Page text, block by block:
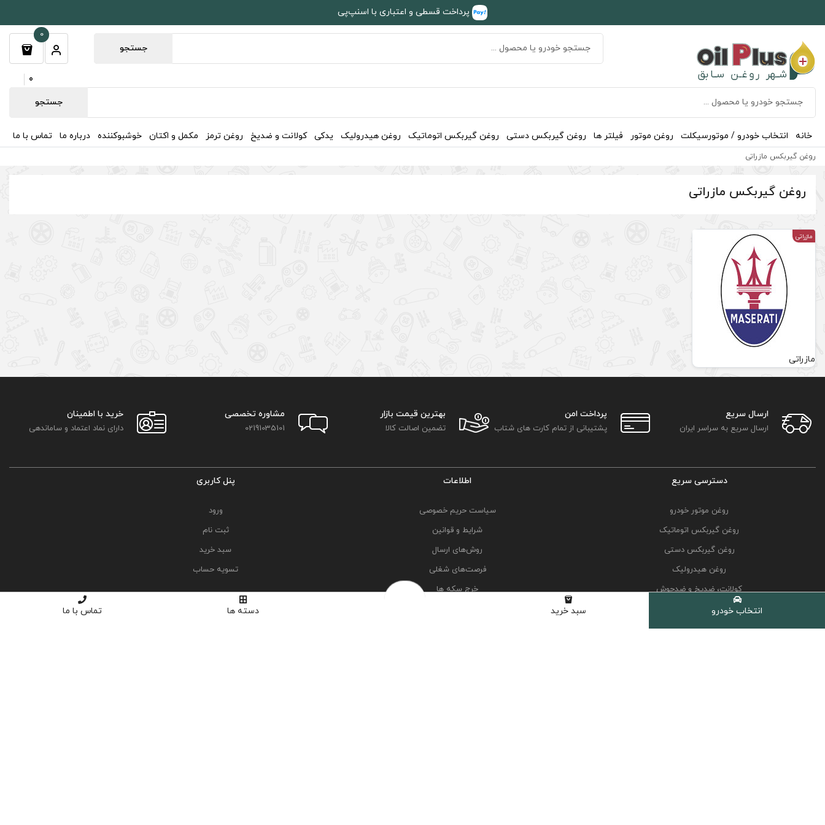
انتخاب خودرو سبد خرید دسته ها تماس با ما
پرداخت قسطی و اعتباری با اسنپ‌پی
جستجو
0
0
جستجو
خانه انتخاب خودرو / موتورسیکلت روغن موتور فیلتر ها روغن گیربکس دستی روغن گیربکس اتوماتیک روغن هیدرولیک یدکی کولانت و ضدیخ روغن ترمز مکمل و اکتان خوشبوکننده درباره ما تماس با ما
روغن گیربکس مازراتی
روغن گیربکس مازراتی
مازراتی
مازراتی
ارسال سریع
ارسال سریع به سراسر ایران
پرداخت امن
پشتیبانی از تمام کارت های شتاب
بهترین قیمت بازار
تضمین اصالت کالا
مشاوره تخصصی
02191035101
خرید با اطمینان
دارای نماد اعتماد و ساماندهی
دسترسی سریع
روغن موتور خودرو
روغن گیربکس اتوماتیک
روغن گیربکس دستی
روغن هیدرولیک
کولانت، ضدیخ و ضدجوش
مکمل و اکتان
اطلاعات
سیاست حریم خصوصی
شرایط و قوانین
روش‌های ارسال
فرصت‌های شغلی
خرج سکه ها
پنل کاربری
ورود
ثبت نام
سبد خرید
تسویه حساب